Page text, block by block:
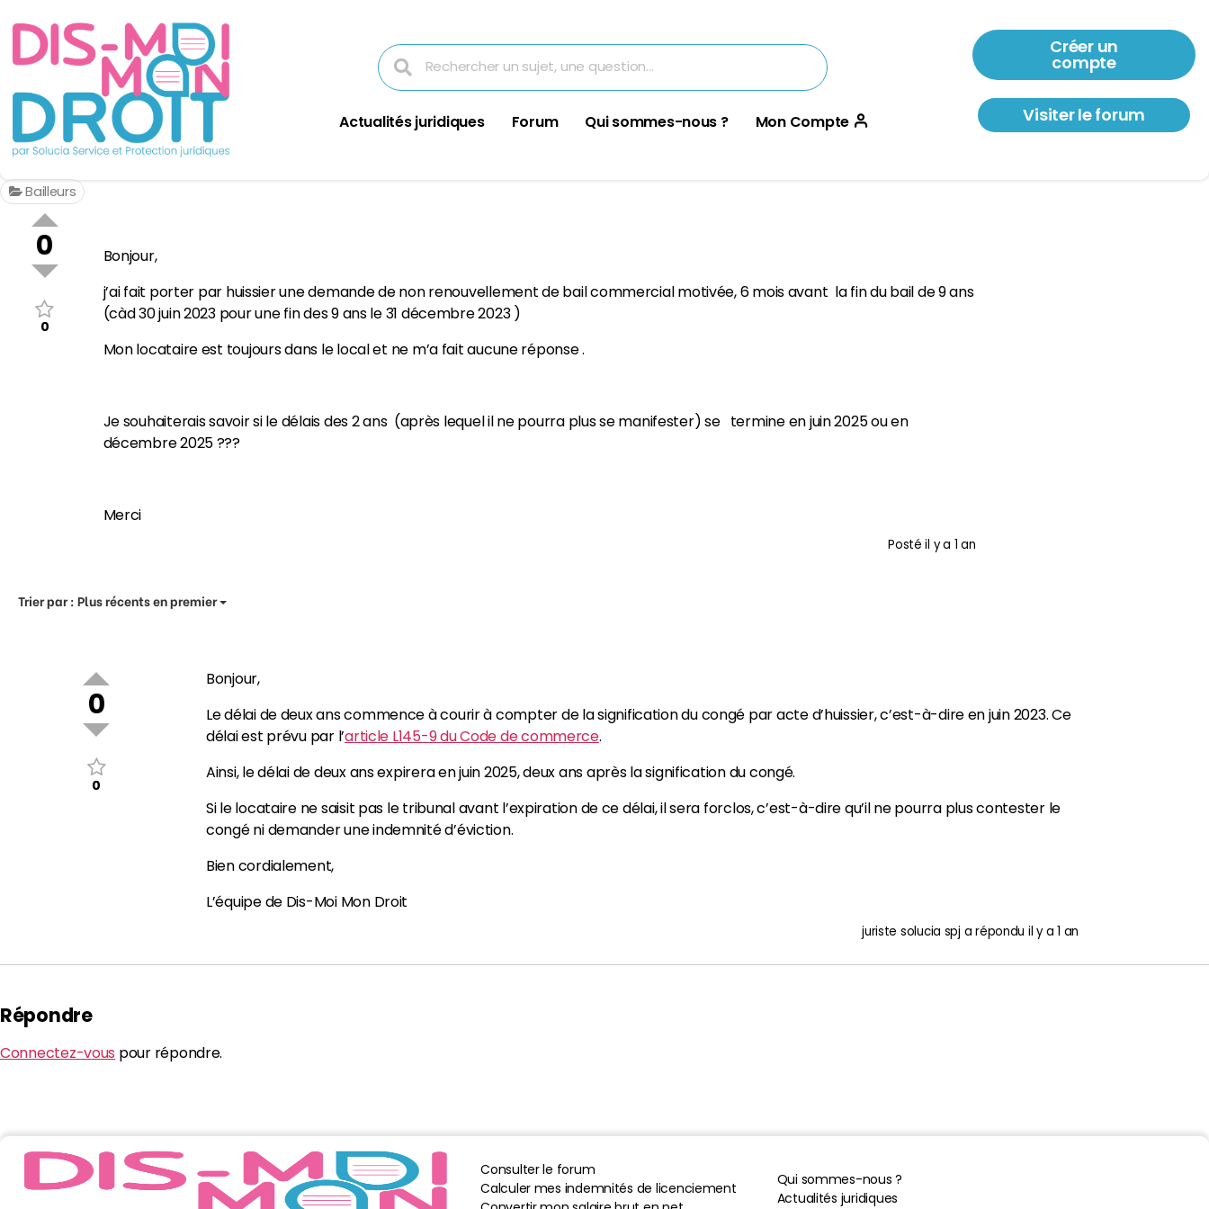
Actualités juridiques Forum Qui sommes-nous ? Mon Compte
Créer un
compte
Visiter le forum
Bailleurs
0
0
Bonjour,
j’ai fait porter par huissier une demande de non renouvellement de bail commercial motivée, 6 mois avant la fin du bail de 9 ans
(càd 30 juin 2023 pour une fin des 9 ans le 31 décembre 2023 )
Mon locataire est toujours dans le local et ne m’a fait aucune réponse .
Je souhaiterais savoir si le délais des 2 ans (après lequel il ne pourra plus se manifester) se termine en juin 2025 ou en
décembre 2025 ???
Merci
Postéil y a 1 an
Trier par :Plus récents en premier
0
0
Bonjour,
Le délai de deux ans commence à courir à compter de la signification du congé par acte d’huissier, c’est-à-dire en juin 2023.Ce
délai est prévu par l’article L145-9 du Code de commerce.
Ainsi, le délai de deux ans expirera en juin 2025, deux ans après la signification du congé.
Si le locataire ne saisit pas le tribunal avant l’expiration de ce délai, il sera forclos, c’est-à-dire qu’il ne pourra plus contester le
congé ni demander une indemnité d’éviction.
Bien cordialement,
L’équipe de Dis-Moi Mon Droit
juriste solucia spj a répondu il y a 1 an
Répondre
Connectez-vous pour répondre.
Consulter le forum
Calculer mes indemnités de licenciement
Qui sommes-nous ?
Actualités juridiques